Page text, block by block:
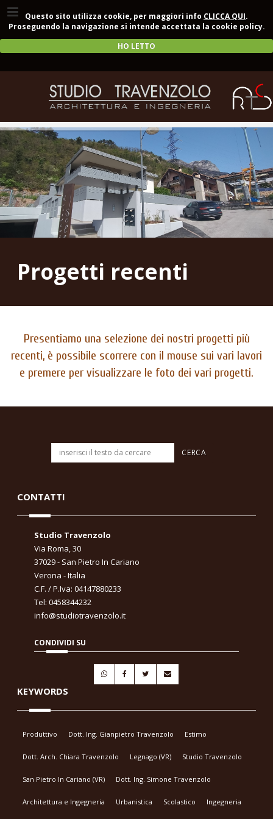
Questo sito utilizza cookie, per maggiori info CLICCA QUI.
Proseguendo la navigazione si intende accettata la cookie policy.
HO LETTO
Progetti recenti
Presentiamo una selezione dei nostri progetti più
recenti, è possibile scorrere con il mouse sui vari lavori
e premere per visualizzare le foto dei vari progetti.
CONTATTI
Studio Travenzolo
Via Roma, 30
37029 - San Pietro In Cariano
Verona - Italia
C.F. / P.Iva: 04147880233
Tel: 0458344232
info@studiotravenzolo.it
CONDIVIDI SU
KEYWORDS
Produttivo Dott. Ing. Gianpietro Travenzolo Estimo
Dott. Arch. Chiara Travenzolo Legnago (VR) Studio Travenzolo
San Pietro In Cariano (VR) Dott. Ing. Simone Travenzolo
Architettura e Ingegneria Urbanistica Scolastico Ingegneria